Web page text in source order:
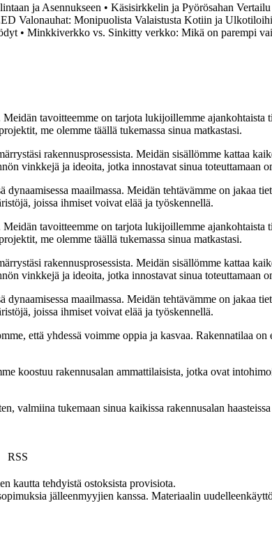
ja Asennukseen • Käsisirkkelin ja Pyörösahan Vertailu
Valonauhat: Monipuolista Valaistusta Kotiin ja
• Minkkiverkko vs. Sinkitty verkko: Mikä on parempi
tavoitteemme on tarjota lukijoillemme ajankohtaista
me olemme täällä tukemassa sinua matkastasi.
rakennusprosessista. Meidän sisällömme kattaa
vinkkejä ja ideoita, jotka innostavat sinua toteuttamaan
maailmassa. Meidän tehtävämme on jakaa
joissa ihmiset voivat elää ja työskennellä.
tavoitteemme on tarjota lukijoillemme ajankohtaista
me olemme täällä tukemassa sinua matkastasi.
rakennusprosessista. Meidän sisällömme kattaa
vinkkejä ja ideoita, jotka innostavat sinua toteuttamaan
maailmassa. Meidän tehtävämme on jakaa
joissa ihmiset voivat elää ja työskennellä.
että yhdessä voimme oppia ja kasvaa. Rakennatilaa
koostuu rakennusalan ammattilaisista, jotka ovat
tukemaan sinua kaikissa rakennusalan
RSS
kautta tehdyistä ostoksista provisiota.
jälleenmyyjien kanssa. Materiaalin